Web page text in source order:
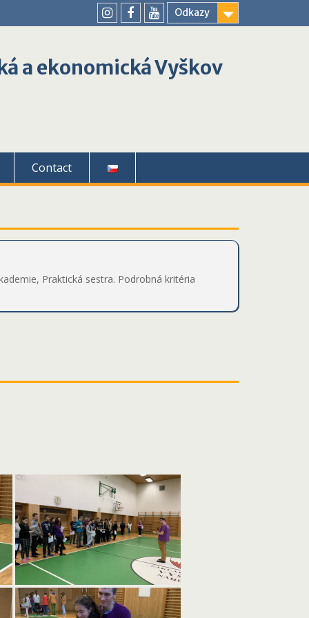
Odkazy
youtube
a ekonomická Vyškov
Contact
Praktická sestra. Podrobná kritéria